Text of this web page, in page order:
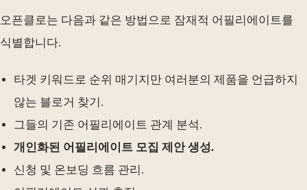
오픈클로는 다음과 같은 방법으로 잠재적 어필리에이트를
식별합니다.
타겟 키워드로 순위 매기지만 여러분의 제품을 언급하지
않는 블로거 찾기.
그들의 기존 어필리에이트 관계 분석.
개인화된 어필리에이트 모집 제안 생성.
신청 및 온보딩 흐름 관리.